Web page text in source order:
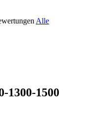
Alle
1300-1500